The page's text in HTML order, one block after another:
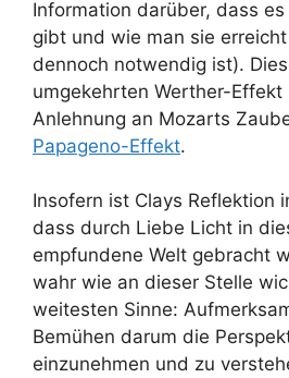
Information darüber, dass
gibt und wie man sie
dennoch notwendig ist).
umgekehrten Werther-
Anlehnung an Mozarts
Papageno-Effekt.
Insofern ist Clays Reflektion
dass durch Liebe Licht in
empfundene Welt gebracht
wahr wie an dieser Stelle
weitesten Sinne:
Bemühen darum die
einzunehmen und zu